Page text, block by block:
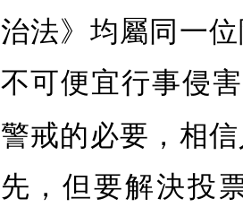
治法》均屬同一
不可便宜行事侵
警戒的必要，相
先，但要解決投